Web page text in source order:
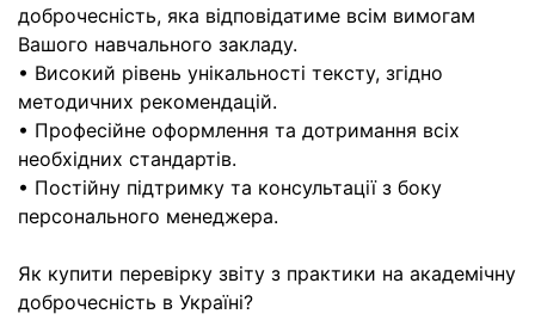
доброчесність, яка відповідатиме всім вимогам
Вашого навчального закладу.
• Високий рівень унікальності тексту, згідно
методичних рекомендацій.
• Професійне оформлення та дотримання всіх
необхідних стандартів.
• Постійну підтримку та консультації з боку
персонального менеджера.
Як купити перевірку звіту з практики на академічну
доброчесність в Україні?